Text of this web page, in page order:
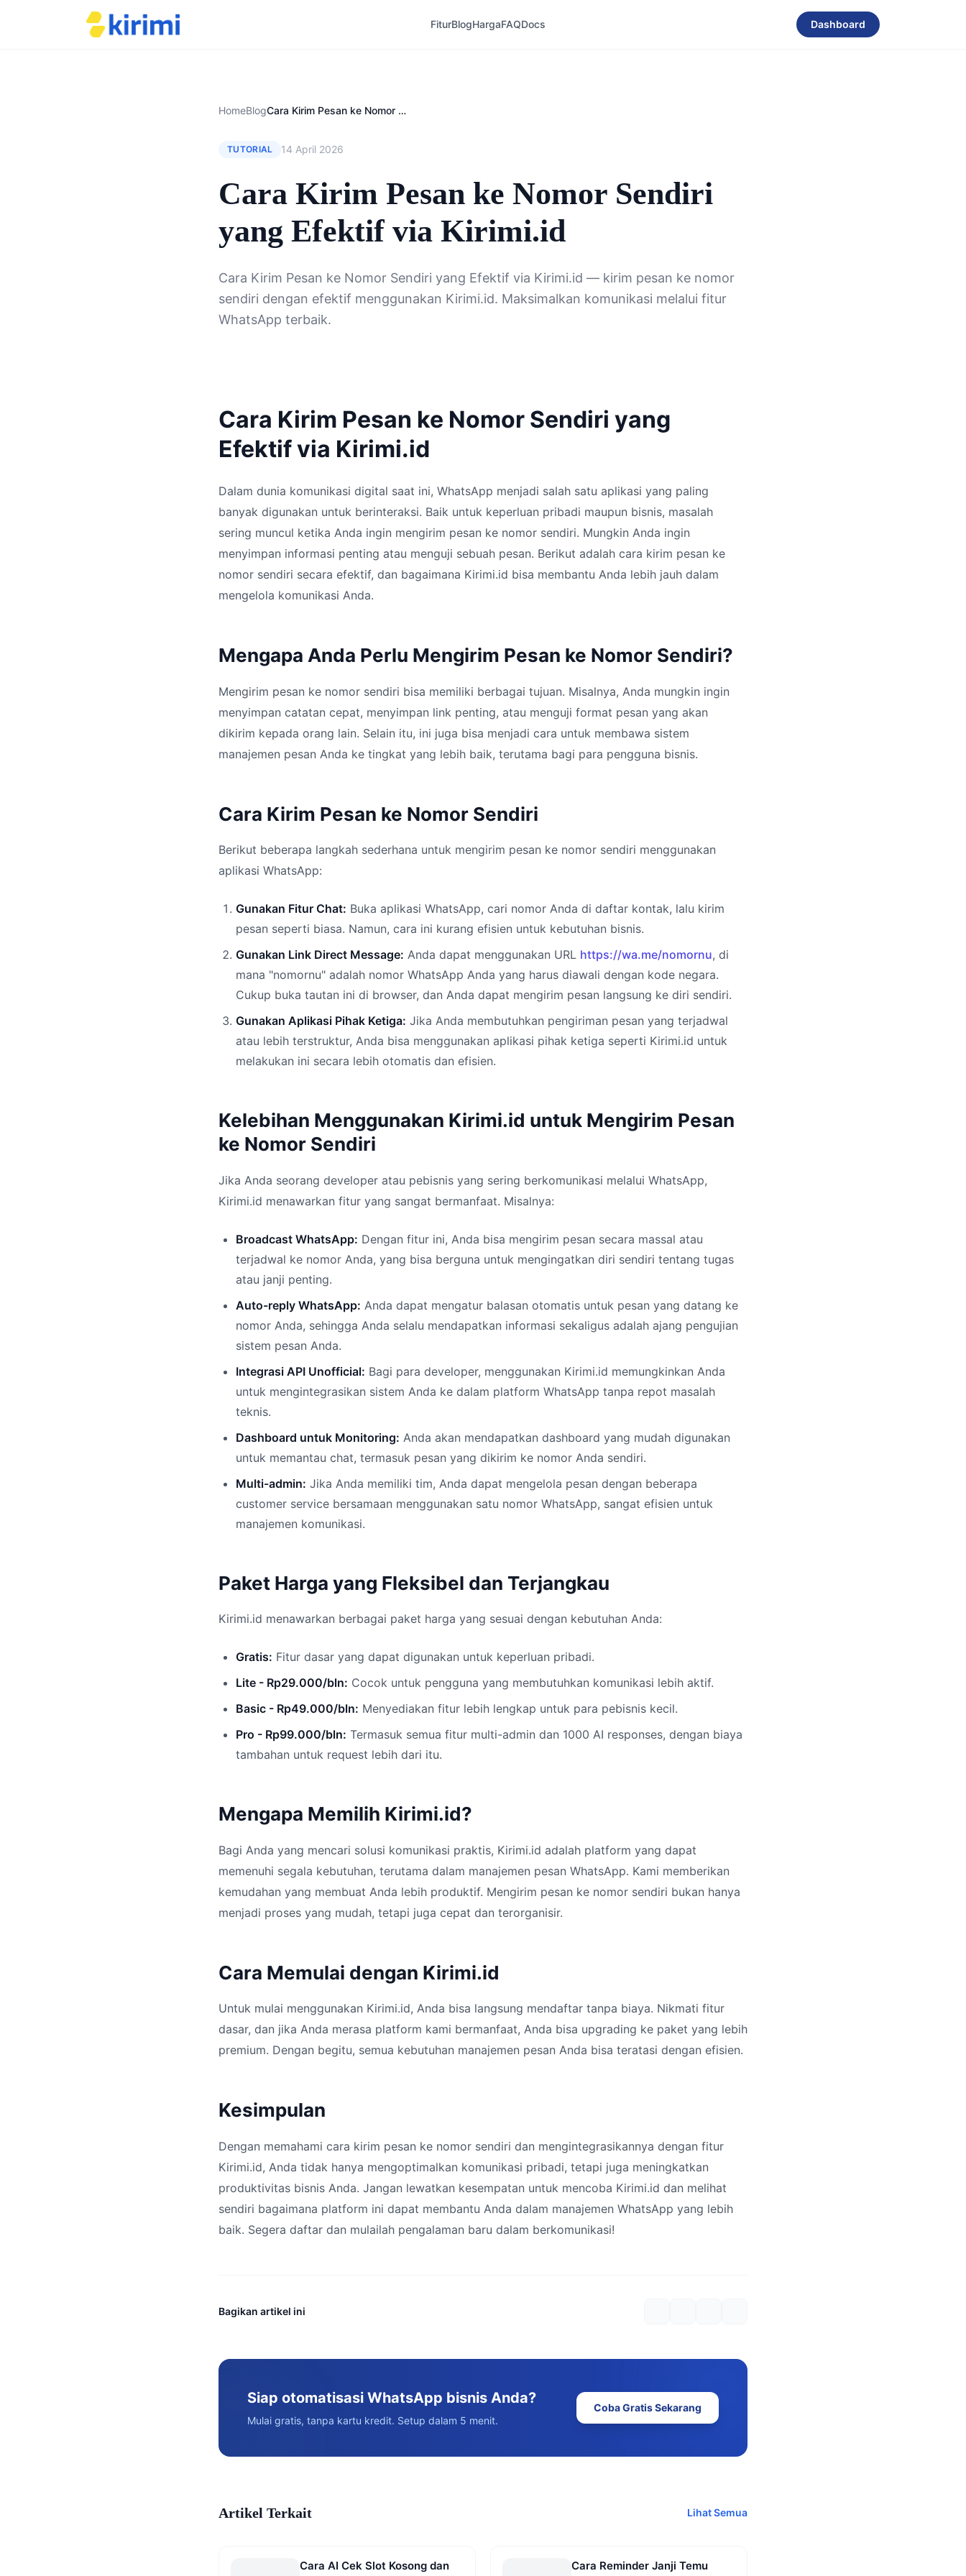
FiturBlogHargaFAQDocs Dashboard
HomeBlog Cara Kirim Pesan ke Nomor Sendiri yang Efektif via Kirimi.id
TUTORIAL 14 April 2026
Cara Kirim Pesan ke Nomor Sendiri
yang Efektif via Kirimi.id
Cara Kirim Pesan ke Nomor Sendiri yang Efektif via Kirimi.id — kirim pesan ke nomor
sendiri dengan efektif menggunakan Kirimi.id. Maksimalkan komunikasi melalui fitur
WhatsApp terbaik.
Cara Kirim Pesan ke Nomor Sendiri yang
Efektif via Kirimi.id
Dalam dunia komunikasi digital saat ini, WhatsApp menjadi salah satu aplikasi yang paling
banyak digunakan untuk berinteraksi. Baik untuk keperluan pribadi maupun bisnis, masalah
sering muncul ketika Anda ingin mengirim pesan ke nomor sendiri. Mungkin Anda ingin
menyimpan informasi penting atau menguji sebuah pesan. Berikut adalah cara kirim pesan ke
nomor sendiri secara efektif, dan bagaimana Kirimi.id bisa membantu Anda lebih jauh dalam
mengelola komunikasi Anda.
Mengapa Anda Perlu Mengirim Pesan ke Nomor Sendiri?
Mengirim pesan ke nomor sendiri bisa memiliki berbagai tujuan. Misalnya, Anda mungkin ingin
menyimpan catatan cepat, menyimpan link penting, atau menguji format pesan yang akan
dikirim kepada orang lain. Selain itu, ini juga bisa menjadi cara untuk membawa sistem
manajemen pesan Anda ke tingkat yang lebih baik, terutama bagi para pengguna bisnis.
Cara Kirim Pesan ke Nomor Sendiri
Berikut beberapa langkah sederhana untuk mengirim pesan ke nomor sendiri menggunakan
aplikasi WhatsApp:
Gunakan Fitur Chat: Buka aplikasi WhatsApp, cari nomor Anda di daftar kontak, lalu kirim
pesan seperti biasa. Namun, cara ini kurang efisien untuk kebutuhan bisnis.
Gunakan Link Direct Message: Anda dapat menggunakan URL https://wa.me/nomornu, di
mana "nomornu" adalah nomor WhatsApp Anda yang harus diawali dengan kode negara.
Cukup buka tautan ini di browser, dan Anda dapat mengirim pesan langsung ke diri sendiri.
Gunakan Aplikasi Pihak Ketiga: Jika Anda membutuhkan pengiriman pesan yang terjadwal
atau lebih terstruktur, Anda bisa menggunakan aplikasi pihak ketiga seperti Kirimi.id untuk
melakukan ini secara lebih otomatis dan efisien.
Kelebihan Menggunakan Kirimi.id untuk Mengirim Pesan
ke Nomor Sendiri
Jika Anda seorang developer atau pebisnis yang sering berkomunikasi melalui WhatsApp,
Kirimi.id menawarkan fitur yang sangat bermanfaat. Misalnya:
Broadcast WhatsApp: Dengan fitur ini, Anda bisa mengirim pesan secara massal atau
terjadwal ke nomor Anda, yang bisa berguna untuk mengingatkan diri sendiri tentang tugas
atau janji penting.
Auto-reply WhatsApp: Anda dapat mengatur balasan otomatis untuk pesan yang datang ke
nomor Anda, sehingga Anda selalu mendapatkan informasi sekaligus adalah ajang pengujian
sistem pesan Anda.
Integrasi API Unofficial: Bagi para developer, menggunakan Kirimi.id memungkinkan Anda
untuk mengintegrasikan sistem Anda ke dalam platform WhatsApp tanpa repot masalah
teknis.
Dashboard untuk Monitoring: Anda akan mendapatkan dashboard yang mudah digunakan
untuk memantau chat, termasuk pesan yang dikirim ke nomor Anda sendiri.
Multi-admin: Jika Anda memiliki tim, Anda dapat mengelola pesan dengan beberapa
customer service bersamaan menggunakan satu nomor WhatsApp, sangat efisien untuk
manajemen komunikasi.
Paket Harga yang Fleksibel dan Terjangkau
Kirimi.id menawarkan berbagai paket harga yang sesuai dengan kebutuhan Anda:
Gratis: Fitur dasar yang dapat digunakan untuk keperluan pribadi.
Lite - Rp29.000/bln: Cocok untuk pengguna yang membutuhkan komunikasi lebih aktif.
Basic - Rp49.000/bln: Menyediakan fitur lebih lengkap untuk para pebisnis kecil.
Pro - Rp99.000/bln: Termasuk semua fitur multi-admin dan 1000 AI responses, dengan biaya
tambahan untuk request lebih dari itu.
Mengapa Memilih Kirimi.id?
Bagi Anda yang mencari solusi komunikasi praktis, Kirimi.id adalah platform yang dapat
memenuhi segala kebutuhan, terutama dalam manajemen pesan WhatsApp. Kami memberikan
kemudahan yang membuat Anda lebih produktif. Mengirim pesan ke nomor sendiri bukan hanya
menjadi proses yang mudah, tetapi juga cepat dan terorganisir.
Cara Memulai dengan Kirimi.id
Untuk mulai menggunakan Kirimi.id, Anda bisa langsung mendaftar tanpa biaya. Nikmati fitur
dasar, dan jika Anda merasa platform kami bermanfaat, Anda bisa upgrading ke paket yang lebih
premium. Dengan begitu, semua kebutuhan manajemen pesan Anda bisa teratasi dengan efisien.
Kesimpulan
Dengan memahami cara kirim pesan ke nomor sendiri dan mengintegrasikannya dengan fitur
Kirimi.id, Anda tidak hanya mengoptimalkan komunikasi pribadi, tetapi juga meningkatkan
produktivitas bisnis Anda. Jangan lewatkan kesempatan untuk mencoba Kirimi.id dan melihat
sendiri bagaimana platform ini dapat membantu Anda dalam manajemen WhatsApp yang lebih
baik. Segera daftar dan mulailah pengalaman baru dalam berkomunikasi!
Bagikan artikel ini
Siap otomatisasi WhatsApp bisnis Anda?
Mulai gratis, tanpa kartu kredit. Setup dalam 5 menit.
Coba Gratis Sekarang
Artikel Terkait Lihat Semua
Cara AI Cek Slot Kosong dan
Cara Reminder Janji Temu